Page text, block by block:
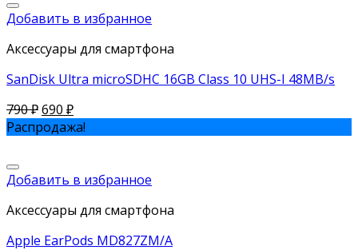
Добавить в избранное
Аксессуары для смартфона
SanDisk Ultra microSDHC 16GB Class 10 UHS-I 48MB/s
790₽690 ₽
Распродажа!
Добавить в избранное
Аксессуары для смартфона
Apple EarPods MD827ZM/A